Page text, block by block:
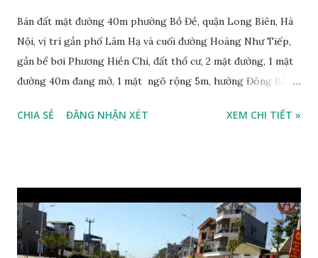
Bán đất mặt đường 40m phường Bồ Đề, quận Long Biên, Hà
Nội, vị trí gần phố Lâm Hạ và cuối đường Hoàng Như Tiếp,
gần bể bơi Phương Hiền Chi, đất thổ cư, 2 mặt đường, 1 mặt
đường 40m đang mở, 1 mặt ngõ rộng 5m, hướng Đông Bắc
chính chủ, giá bán 100 triệu/m2. Liên hệ: 0984999007 -
http://www.nhadatlongbien.vn/p/nha-at-bo-e-thang-12-
2015.html Video Phố Lâm Hạ, phường Bồ Đề bên dưới:
CHIA SẺ ĐĂNG NHẬN XÉT XEM CHI TIẾT »